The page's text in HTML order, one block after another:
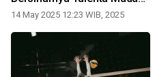
Tanah Air
14 May 2025 12:23 WIB, 2025